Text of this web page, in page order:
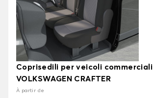
Coprisedili per veicoli commerciali
VOLKSWAGEN CRAFTER
À partir de